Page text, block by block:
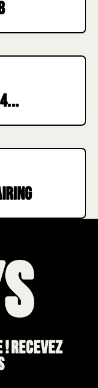
Recevez